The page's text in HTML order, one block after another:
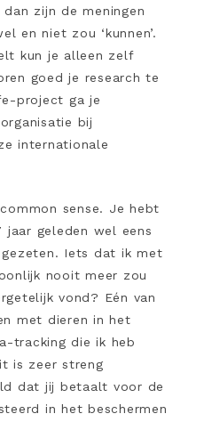
zijn de meningen
en niet zou ‘kunnen’.
kun je alleen zelf
goed je research te
project ga je
bij
internationale
sense. Je hebt
jaar geleden wel eens
Iets dat ik met
nooit meer zou
vond? Eén van
met dieren in het
tracking die ik heb
is zeer streng
dat jij betaalt voor de
in het beschermen